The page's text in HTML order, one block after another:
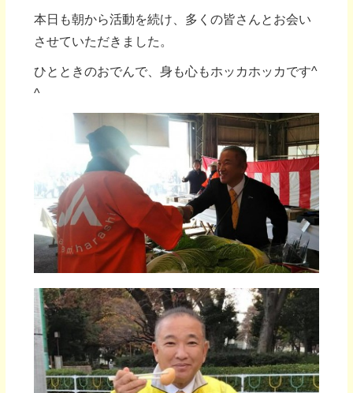
本日も朝から活動を続け、多くの皆さんとお会い
させていただきました。
ひとときのおでんで、身も心もホッカホッカです^
^